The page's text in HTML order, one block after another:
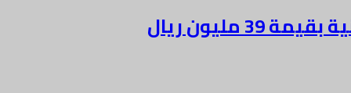
بنك مسقط يوقع اتفاقية مع جلفار للهندسة والمقاولات لتقديم تسهيلات ائتمانية بقيمة 39 مليون ريال